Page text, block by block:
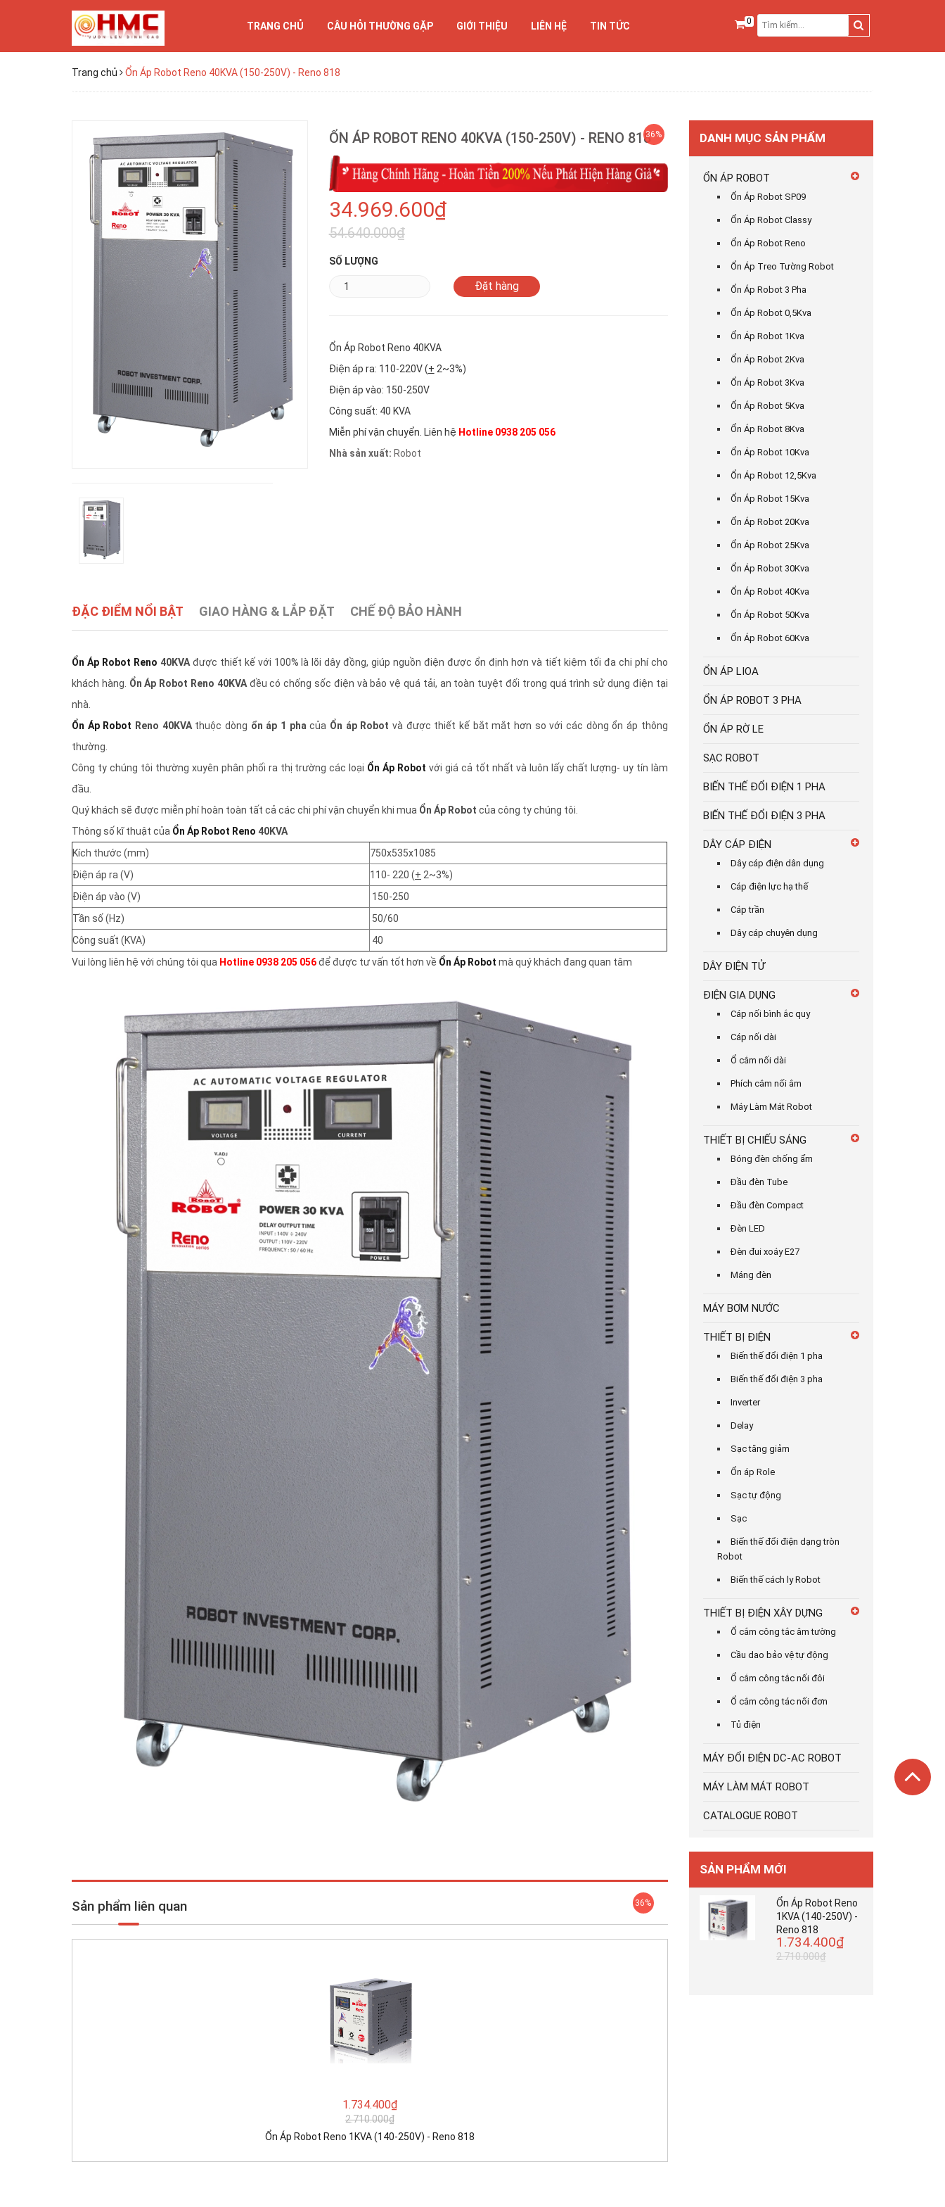
TRANG CHỦ CÂU HỎI THƯỜNG GẶP GIỚI THIỆU LIÊN HỆ TIN TỨC 0
Trang chủ Ổn Áp Robot Reno 40KVA (150-250V) - Reno 818
ỔN ÁP ROBOT RENO 40KVA (150-250V) - RENO 818
34.969.600₫
54.640.000₫
36%
SỐ LƯỢNG
Ổn Áp Robot Reno 40KVA
Điện áp ra: 110-220V (+ 2~3%)
Điện áp vào: 150-250V
Công suất: 40 KVA
Miễn phí vận chuyển. Liên hệ Hotline 0938 205 056
Nhà sản xuất: Robot
ĐẶC ĐIỂM NỔI BẬT GIAO HÀNG & LẮP ĐẶT CHẾ ĐỘ BẢO HÀNH
Ổn Áp Robot Reno 40KVAđược thiết kế với 100% là lõi dây đồng, giúp nguồn điện được ổn định hơn và tiết kiệm tối đa chi phí cho
khách hàng. Ổn Áp Robot Reno 40KVAđều có chống sốc điện và bảo vệ quá tải, an toàn tuyệt đối trong quá trình sử dụng điện tại
nhà.
Ổn Áp Robot Reno 40KVAthuộc dòng ổn áp 1 pha của Ổn áp Robot và được thiết kế bắt mắt hơn so với các dòng ổn áp thông
thường.
Công ty chúng tôi thường xuyên phân phối ra thị trường các loại Ổn Áp Robot với giá cả tốt nhất và luôn lấy chất lượng- uy tín làm
đầu.
Quý khách sẽ được miễn phí hoàn toàn tất cả các chi phí vận chuyển khi mua Ổn Áp Robot của công ty chúng tôi.
Thông số kĩ thuật của Ổn Áp Robot Reno 40KVA
Kích thước (mm)
750x535x1085
Điện áp ra (V)
110- 220 (+ 2~3%)
Điện áp vào (V)
150-250
Tần số (Hz)
50/60
Công suất (KVA)
40
Vui lòng liên hệ với chúng tôi qua Hotline 0938 205 056để được tư vấn tốt hơn về Ổn Áp Robot mà quý khách đang quan tâm
Sản phẩm liên quan
1.734.400₫
2.710.000₫
Ổn Áp Robot Reno 1KVA (140-250V) - Reno 818
36%
DANH MỤC SẢN PHẨM
ỔN ÁP ROBOT
Ổn Áp Robot SP09
Ổn Áp Robot Classy
Ổn Áp Robot Reno
Ổn Áp Treo Tường Robot
Ổn Áp Robot 3 Pha
Ổn Áp Robot 0,5Kva
Ổn Áp Robot 1Kva
Ổn Áp Robot 2Kva
Ổn Áp Robot 3Kva
Ổn Áp Robot 5Kva
Ổn Áp Robot 8Kva
Ổn Áp Robot 10Kva
Ổn Áp Robot 12,5Kva
Ổn Áp Robot 15Kva
Ổn Áp Robot 20Kva
Ổn Áp Robot 25Kva
Ổn Áp Robot 30Kva
Ổn Áp Robot 40Kva
Ổn Áp Robot 50Kva
Ổn Áp Robot 60Kva
ỔN ÁP LIOA
ỔN ÁP ROBOT 3 PHA
ỔN ÁP RỜ LE
SẠC ROBOT
BIẾN THẾ ĐỔI ĐIỆN 1 PHA
BIẾN THẾ ĐỔI ĐIỆN 3 PHA
DÂY CÁP ĐIỆN
Dây cáp điện dân dụng
Cáp điện lực hạ thế
Cáp trần
Dây cáp chuyên dụng
DÂY ĐIỆN TỬ
ĐIỆN GIA DỤNG
Cáp nối bình ắc quy
Cáp nối dài
Ổ cắm nối dài
Phích cắm nối âm
Máy Làm Mát Robot
THIẾT BỊ CHIẾU SÁNG
Bóng đèn chống ẩm
Đầu đèn Tube
Đầu đèn Compact
Đèn LED
Đèn đui xoáy E27
Máng đèn
MÁY BƠM NƯỚC
THIẾT BỊ ĐIỆN
Biến thế đổi điện 1 pha
Biến thế đổi điện 3 pha
Inverter
Delay
Sạc tăng giảm
Ổn áp Role
Sạc tự động
Sạc
Biến thế đổi điện dạng tròn
Robot
Biến thế cách ly Robot
THIẾT BỊ ĐIỆN XÂY DỰNG
Ổ cắm công tắc âm tường
Cầu dao bảo vệ tự động
Ổ cắm công tắc nối đôi
Ổ cắm công tác nối đơn
Tủ điện
MÁY ĐỔI ĐIỆN DC-AC ROBOT
MÁY LÀM MÁT ROBOT
CATALOGUE ROBOT
SẢN PHẨM MỚI
Ổn Áp Robot Reno
1KVA (140-250V) -
Reno 818
1.734.400₫
2.710.000₫